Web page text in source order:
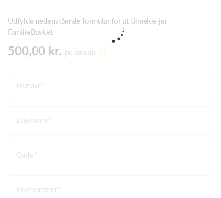
Udfylde nedenstående formular for at tilmelde jer
FamilieBasket
500,00 kr. pr. sæson
Fornavn
Efternavn
Gade
Postnummer